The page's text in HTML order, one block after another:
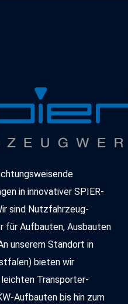
in innovativer SPIER-
sind Nutzfahrzeug-
für Aufbauten, Ausbauten
unserem Standort in
bieten wir
Transporter-
Aufbauten bis hin zum